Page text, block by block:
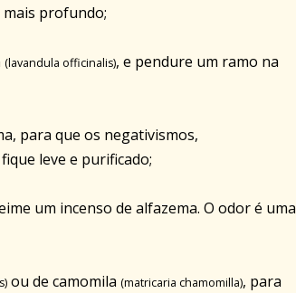
profundo;
(lavandula officinalis), e pendure um ramo na
para que os negativismos,
leve e purificado;
um incenso de alfazema. O odor é uma
ou de camomila (matricaria chamomilla), para